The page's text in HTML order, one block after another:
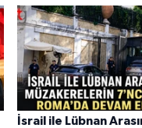
İsrail ile Lübnan